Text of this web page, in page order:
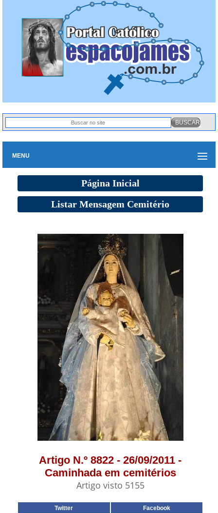
MENU
Página Inicial
Listar Mensagem Cemitério
Artigo N.º 8822 - 26/09/2011 -
Caminhada em cemitérios
Artigo visto 5155
Twitter
Facebook